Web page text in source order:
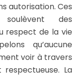
autorisation. Ces
soulèvent des
respect de la vie
qu’aucune
voir à travers
La